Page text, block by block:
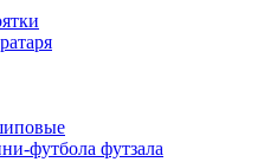
футбола футзала